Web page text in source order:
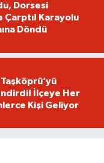
Dorsesi
Çarptı! Karayolu
Döndü
İlçeye Her
Kişi Geliyor